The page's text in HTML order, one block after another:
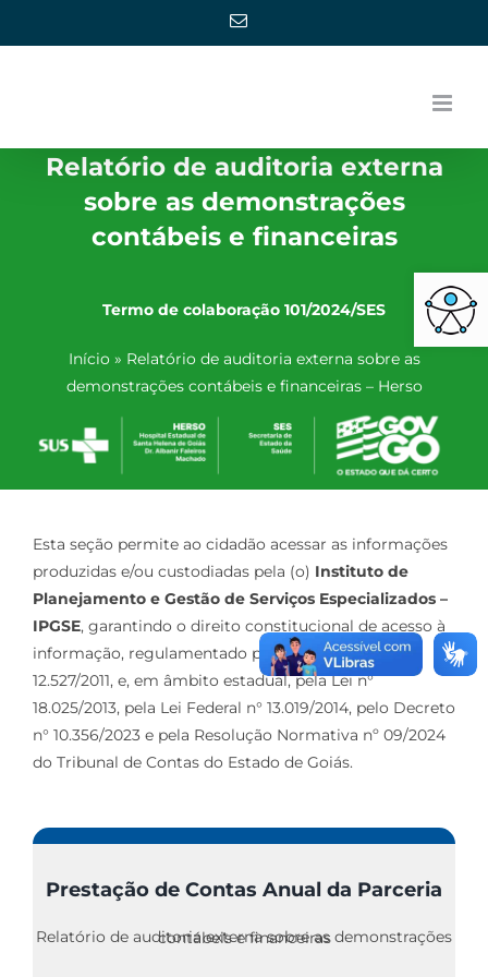
Barra de
E-
Relatório de auditoria externa
sobre as demonstrações
contábeis e financeiras
Termo de colaboração 101/2024/SES
Início » Relatório de auditoria externa sobre as
demonstrações contábeis e financeiras – Herso
Esta seção permite ao cidadão acessar as informações
produzidas e/ou custodiadas pela (o) Instituto de
Planejamento e Gestão de Serviços Especializados –
IPGSE, garantindo o direito constitucional de acesso à
informação, regulamentado pela Lei Federal nº
12.527/2011, e, em âmbito estadual, pela Lei n°
18.025/2013, pela Lei Federal n° 13.019/2014, pelo Decreto
n° 10.356/2023 e pela Resolução Normativa nº 09/2024
do Tribunal de Contas do Estado de Goiás.
Prestação de Contas Anual da Parceria
Relatório de auditoria externa sobre as demonstrações contábeis e financeiras